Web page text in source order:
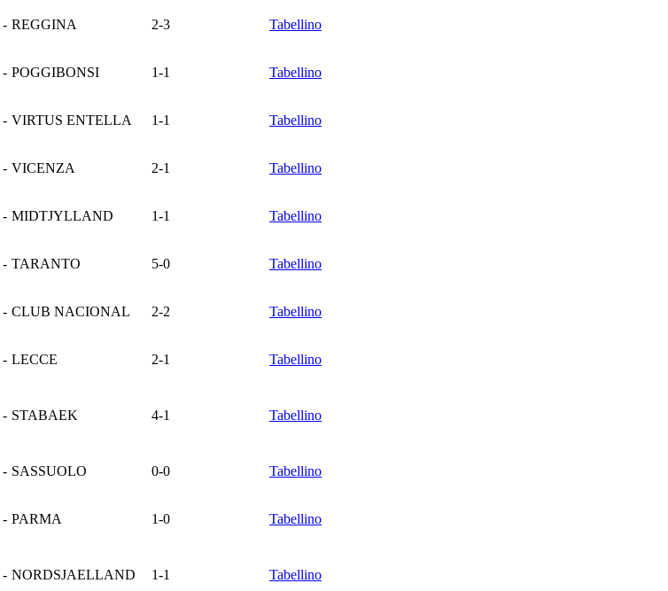
- REGGINA 2-3 Tabellino
- POGGIBONSI 1-1 Tabellino
- VIRTUS ENTELLA 1-1 Tabellino
- VICENZA 2-1 Tabellino
- MIDTJYLLAND 1-1 Tabellino
- TARANTO 5-0 Tabellino
- CLUB NACIONAL 2-2 Tabellino
- LECCE 2-1 Tabellino
- STABAEK 4-1 Tabellino
- SASSUOLO 0-0 Tabellino
- PARMA 1-0 Tabellino
- NORDSJAELLAND 1-1 Tabellino